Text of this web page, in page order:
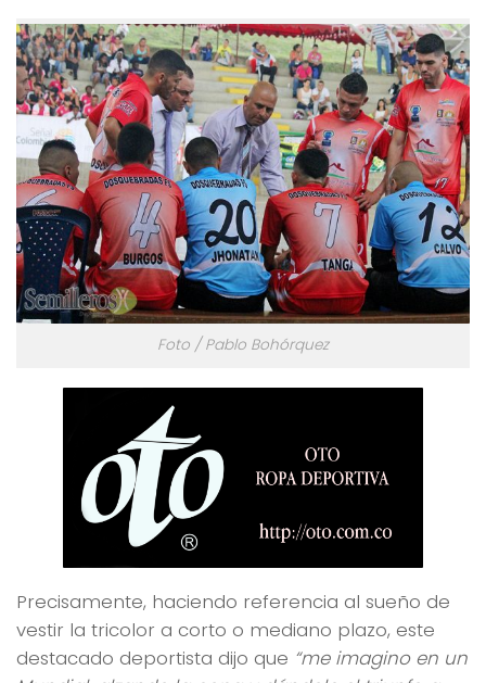
Foto / Pablo Bohórquez
Precisamente, haciendo referencia al sueño de
vestir la tricolor a corto o mediano plazo, este
destacado deportista dijo que “me imagino en un